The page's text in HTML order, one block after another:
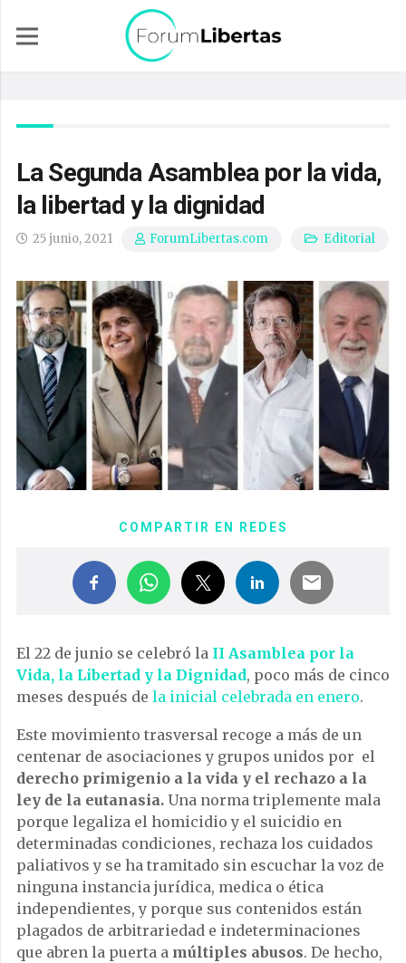
La Segunda Asamblea por la vida,
la libertad y la dignidad
25 junio, 2021 ForumLibertas.com Editorial
COMPARTIR EN REDES
El 22 de junio se celebró la II Asamblea por la
Vida, la Libertad y la Dignidad, poco más de cinco
meses después de la inicial celebrada en enero.
Este movimiento trasversal recoge a más de un
centenar de asociaciones y grupos unidos por el
derecho primigenio a la vida y el rechazo a la
ley de la eutanasia. Una norma triplemente mala
porque legaliza el homicidio y el suicidio en
determinadas condiciones, rechaza los cuidados
paliativos y se ha tramitado sin escuchar la voz de
ninguna instancia jurídica, medica o ética
independientes, y porque sus contenidos están
plagados de arbitrariedad e indeterminaciones
que abren la puerta a múltiples abusos. De hecho,